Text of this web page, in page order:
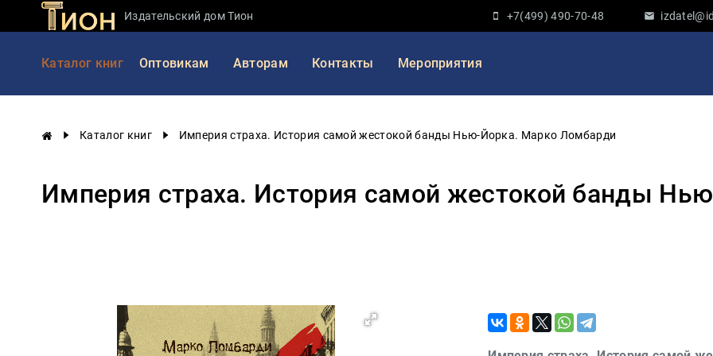
Издательский дом Тион +7(499) 490-70-48
Каталог книг Оптовикам Авторам Контакты Мероприятия
Каталог книг Империя страха. История самой жестокой банды Нью-Йорка. Марко Ломбарди
Империя страха. История самой жестокой банды
Занимательная
наука
История
Экономика